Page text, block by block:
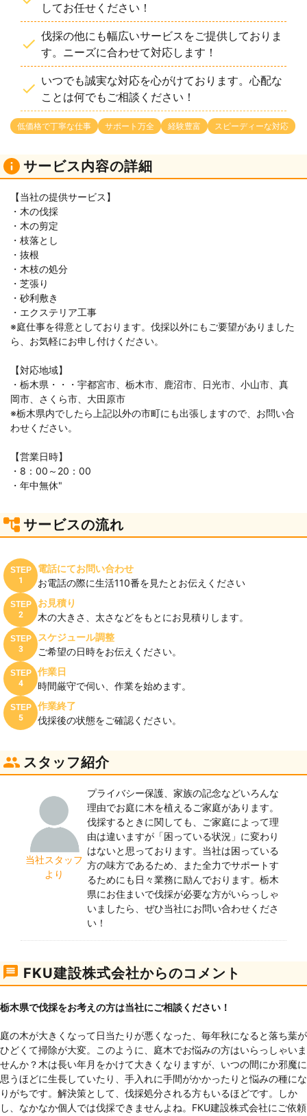
してお任せください！
伐採の他にも幅広いサービスをご提供しておりま
す。ニーズに合わせて対応します！
いつでも誠実な対応を心がけております。心配な
ことは何でもご相談ください！
低価格で丁寧な仕事 サポート万全 経験豊富 スピーディーな対応
サービス内容の詳細
【当社の提供サービス】
・木の伐採
・木の剪定
・枝落とし
・抜根
・木枝の処分
・芝張り
・砂利敷き
・エクステリア工事
※庭仕事を得意としております。伐採以外にもご要望がありました
ら、お気軽にお申し付けください。
【対応地域】
・栃木県・・・宇都宮市、栃木市、鹿沼市、日光市、小山市、真
岡市、さくら市、大田原市
※栃木県内でしたら上記以外の市町にも出張しますので、お問い合
わせください。
【営業日時】
・8：00～20：00
・年中無休"
サービスの流れ
STEP
1
電話にてお問い合わせ
お電話の際に生活110番を見たとお伝えください
STEP
2
お見積り
木の大きさ、太さなどをもとにお見積りします。
STEP
3
スケジュール調整
ご希望の日時をお伝えください。
STEP
4
作業日
時間厳守で伺い、作業を始めます。
STEP
5
作業終了
伐採後の状態をご確認ください。
スタッフ紹介
当社スタッフ
より
プライバシー保護、家族の記念などいろんな
理由でお庭に木を植えるご家庭があります。
伐採するときに関しても、ご家庭によって理
由は違いますが「困っている状況」に変わり
はないと思っております。当社は困っている
方の味方であるため、また全力でサポートす
るためにも日々業務に励んでおります。栃木
県にお住まいで伐採が必要な方がいらっしゃ
いましたら、ぜひ当社にお問い合わせくださ
い！
FKU建設株式会社からのコメント
栃木県で伐採をお考えの方は当社にご相談ください！
庭の木が大きくなって日当たりが悪くなった、毎年秋になると落ち葉が
ひどくて掃除が大変。このように、庭木でお悩みの方はいらっしゃいま
せんか？木は長い年月をかけて大きくなりますが、いつの間にか邪魔に
思うほどに生長していたり、手入れに手間がかかったりと悩みの種にな
りがちです。解決策として、伐採処分される方もいるほどです。しか
し、なかなか個人では伐採できませんよね。FKU建設株式会社にご依頼